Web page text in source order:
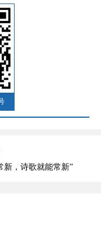
新，诗歌就能常新”